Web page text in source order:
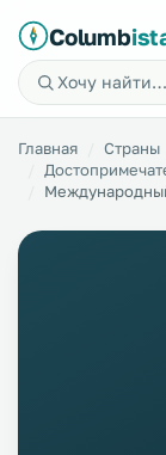
Columb
Главная Страны